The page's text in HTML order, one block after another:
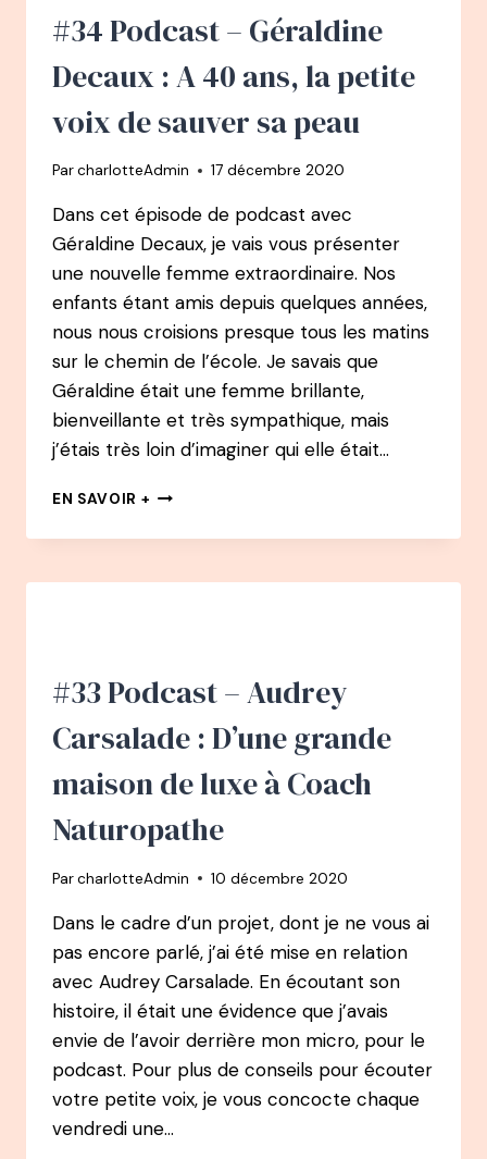
ENTREPRENEUR
PRENDRE
RETRAITE
35
#34 Podcast – Géraldine
Decaux : A 40 ans, la petite
voix de sauver sa peau
ParcharlotteAdmin 17 décembre 2020
Dans cet épisode de podcast avec
Géraldine Decaux, je vais vous présenter
une nouvelle femme extraordinaire. Nos
enfants étant amis depuis quelques années,
nous nous croisions presque tous les matins
sur le chemin de l’école. Je savais que
Géraldine était une femme brillante,
bienveillante et très sympathique, mais
j’étais très loin d’imaginer qui elle était…
EN SAVOIR + #34
–
DECAUX
LA
VOIX
SAUVER
PEAU
#33 Podcast – Audrey
Carsalade : D’une grande
maison de luxe à Coach
Naturopathe
ParcharlotteAdmin 10 décembre 2020
Dans le cadre d’un projet, dont je ne vous ai
pas encore parlé, j’ai été mise en relation
avec Audrey Carsalade. En écoutant son
histoire, il était une évidence que j’avais
envie de l’avoir derrière mon micro, pour le
podcast. Pour plus de conseils pour écouter
votre petite voix, je vous concocte chaque
vendredi une…